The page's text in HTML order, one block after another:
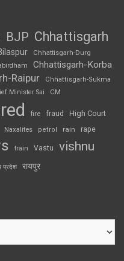
BJP Chhattisgarh
Chhattisgarh-Durg
Chhattisgarh-Korba
Raipur
Chhattisgarh-Sukma
Minister Sai CM
fire fraud High Court
Naxalites petrol rain rape
train Vastu vishnu
प्रदेश रायपुर